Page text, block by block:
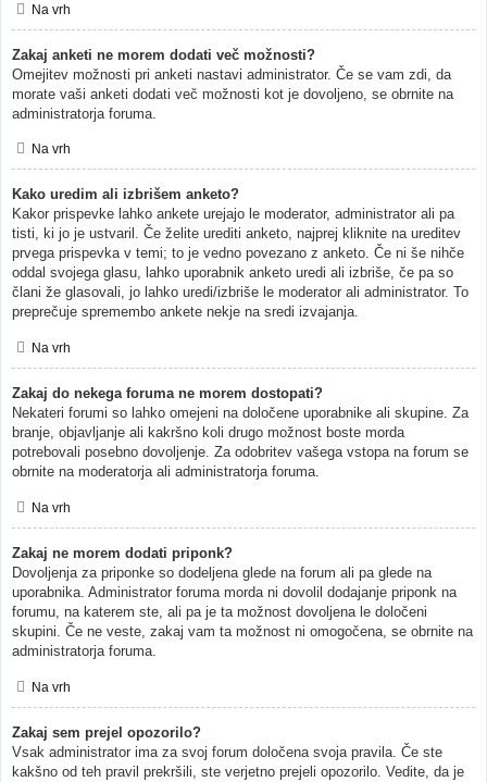
Na vrh
Zakaj anketi ne morem dodati več možnosti?
Omejitev možnosti pri anketi nastavi administrator. Če se vam zdi, da
morate vaši anketi dodati več možnosti kot je dovoljeno, se obrnite na
administratorja foruma.
Na vrh
Kako uredim ali izbrišem anketo?
Kakor prispevke lahko ankete urejajo le moderator, administrator ali pa
tisti, ki jo je ustvaril. Če želite urediti anketo, najprej kliknite na ureditev
prvega prispevka v temi; to je vedno povezano z anketo. Če ni še nihče
oddal svojega glasu, lahko uporabnik anketo uredi ali izbriše, če pa so
člani že glasovali, jo lahko uredi/izbriše le moderator ali administrator. To
preprečuje spremembo ankete nekje na sredi izvajanja.
Na vrh
Zakaj do nekega foruma ne morem dostopati?
Nekateri forumi so lahko omejeni na določene uporabnike ali skupine. Za
branje, objavljanje ali kakršno koli drugo možnost boste morda
potrebovali posebno dovoljenje. Za odobritev vašega vstopa na forum se
obrnite na moderatorja ali administratorja foruma.
Na vrh
Zakaj ne morem dodati priponk?
Dovoljenja za priponke so dodeljena glede na forum ali pa glede na
uporabnika. Administrator foruma morda ni dovolil dodajanje priponk na
forumu, na katerem ste, ali pa je ta možnost dovoljena le določeni
skupini. Če ne veste, zakaj vam ta možnost ni omogočena, se obrnite na
administratorja foruma.
Na vrh
Zakaj sem prejel opozorilo?
Vsak administrator ima za svoj forum določena svoja pravila. Če ste
kakšno od teh pravil prekršili, ste verjetno prejeli opozorilo. Vedite, da je